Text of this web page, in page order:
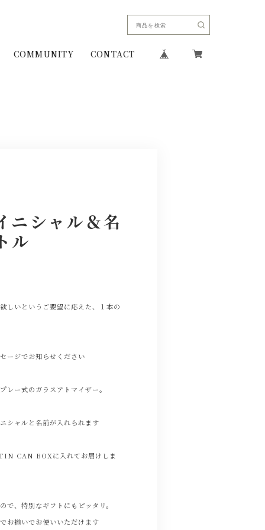
COMMUNITY CONTACT
ニシャル＆名
ル
しいというご要望に応えた、１本の
ージでお知らせください
レー式のガラスアトマイザー。
シャルと名前が入れられます
CAN BOXに入れてお届けしま
で、特別なギフトにもピッタリ。
お揃いでお使いいただけます